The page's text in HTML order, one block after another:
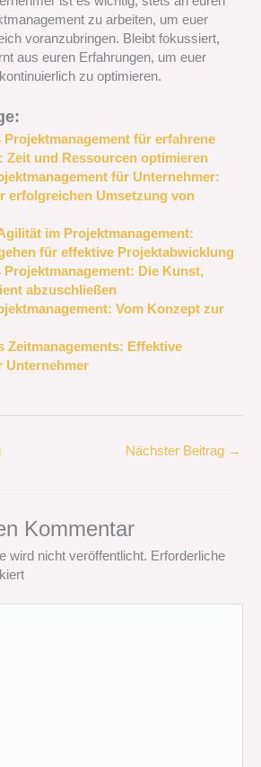
zu arbeiten, um euer
voranzubringen. Bleibt fokussiert,
aus euren Erfahrungen, um euer
zu optimieren.
Projektmanagement für erfahrene
Zeit und Ressourcen optimieren
für Unternehmer:
erfolgreichen Umsetzung von
im Projektmanagement:
für effektive Projektabwicklung
Projektmanagement: Die Kunst,
abzuschließen
Vom Konzept zur
Zeitmanagements: Effektive
Unternehmer
Nächster Beitrag →
Kommentar
wird nicht veröffentlicht. Erforderliche